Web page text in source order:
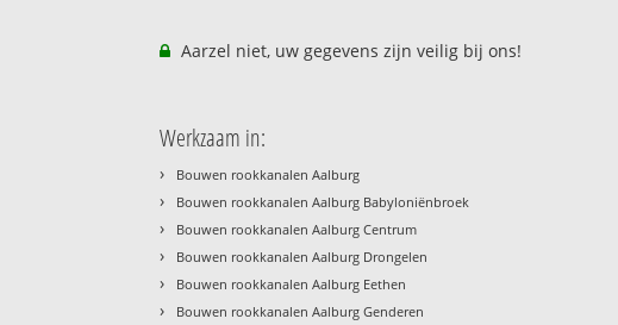
Aarzel niet, uw gegevens zijn veilig bij ons!
Werkzaam in:
› Bouwen rookkanalen Aalburg
› Bouwen rookkanalen Aalburg Babyloniënbroek
› Bouwen rookkanalen Aalburg Centrum
› Bouwen rookkanalen Aalburg Drongelen
› Bouwen rookkanalen Aalburg Eethen
› Bouwen rookkanalen Aalburg Genderen